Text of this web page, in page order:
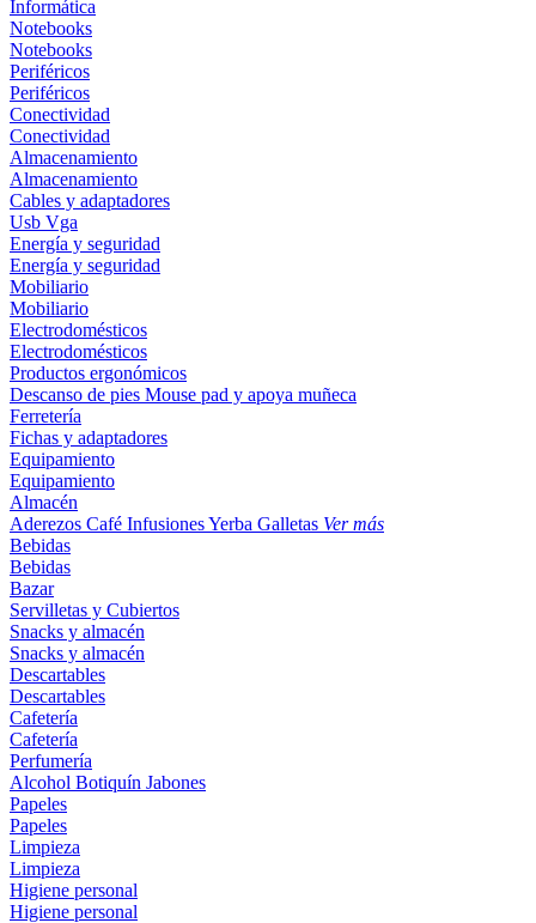
Informática
Notebooks
Notebooks
Periféricos
Periféricos
Conectividad
Conectividad
Almacenamiento
Almacenamiento
Cables y adaptadores
Usb Vga
Energía y seguridad
Energía y seguridad
Mobiliario
Mobiliario
Electrodomésticos
Electrodomésticos
Productos ergonómicos
Descanso de pies Mouse pad y apoya muñeca
Ferretería
Fichas y adaptadores
Equipamiento
Equipamiento
Almacén
Aderezos Café InfusionesYerba Galletas Ver más
Bebidas
Bebidas
Bazar
Servilletas y Cubiertos
Snacks y almacén
Snacks y almacén
Descartables
Descartables
Cafetería
Cafetería
Perfumería
Alcohol Botiquín Jabones
Papeles
Papeles
Limpieza
Limpieza
Higiene personal
Higiene personal